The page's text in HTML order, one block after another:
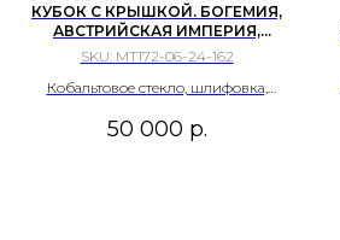
КУБОК С КРЫШКОЙ. БОГЕМИЯ,
АВСТРИЙСКАЯ ИМПЕРИЯ,
СЕРЕДИНА XIX ВЕКА.
SKU: МТ172-06-24-162
Кобальтовое стекло, шлифовка,
цировка золотом.
50 000 р.